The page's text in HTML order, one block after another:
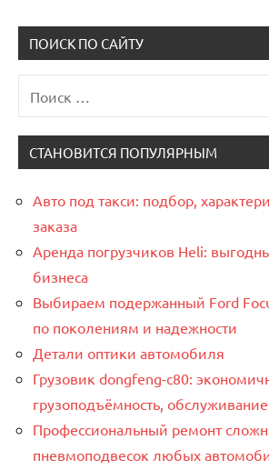
записей
ПОИСК ПО САЙТУ
для:
СТАНОВИТСЯ ПОПУЛЯРНЫМ
Авто под такси: подбор,
заказа
Аренда погрузчиков Heli:
бизнеса
Выбираем подержанный Ford
по поколениям и надежности
Детали оптики автомобиля
Грузовик dongfeng-c80:
грузоподъёмность, обслуживание
Профессиональный ремонт
пневмоподвесок любых